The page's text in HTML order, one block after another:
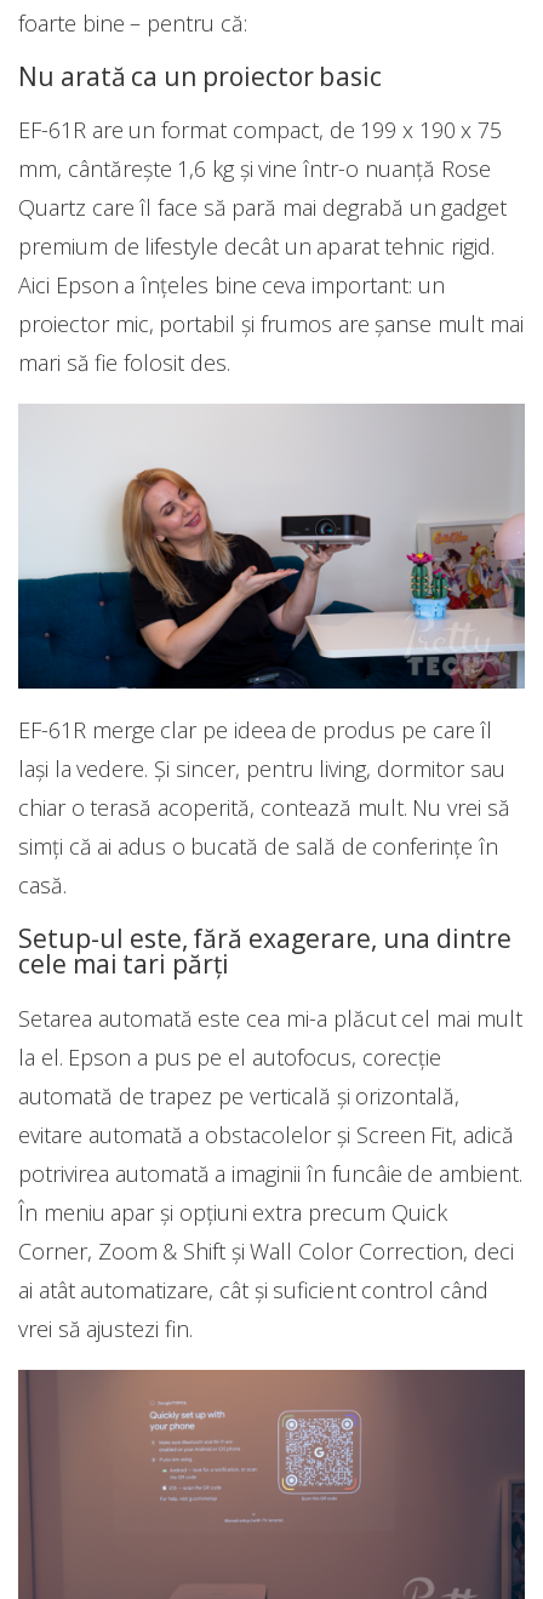
foarte bine – pentru că:
Nu arată ca un proiector basic
EF-61R are un format compact, de 199 x 190 x 75
mm, cântărește 1,6 kg și vine într-o nuanță Rose
Quartz care îl face să pară mai degrabă un gadget
premium de lifestyle decât un aparat tehnic rigid.
Aici Epson a înțeles bine ceva important: un
proiector mic, portabil și frumos are șanse mult mai
mari să fie folosit des.
EF-61R merge clar pe ideea de produs pe care îl
lași la vedere. Și sincer, pentru living, dormitor sau
chiar o terasă acoperită, contează mult. Nu vrei să
simți că ai adus o bucată de sală de conferințe în
casă.
Setup-ul este, fără exagerare, una dintre
cele mai tari părți
Setarea automată este cea mi-a plăcut cel mai mult
la el. Epson a pus pe el autofocus, corecție
automată de trapez pe verticală și orizontală,
evitare automată a obstacolelor și Screen Fit, adică
potrivirea automată a imaginii în funcâie de ambient.
În meniu apar și opțiuni extra precum Quick
Corner, Zoom & Shift și Wall Color Correction, deci
ai atât automatizare, cât și suficient control când
vrei să ajustezi fin.